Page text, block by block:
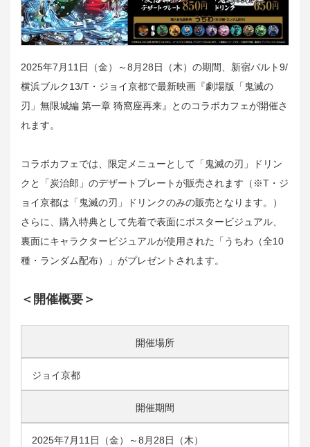
2025年7月11日（金）～8月28日（木）の期間、新宿バルト9/
横浜ブルク13/T・ジョイ京都で最新映画『劇場版「鬼滅の
刃」無限城編 第一章 猗窩座再来』とのコラボカフェが開催さ
れます。
コラボカフェでは、限定メニューとして「鬼滅の刃」ドリン
クと「炭治郎」のデザートプレートが販売されます（※T・ジ
ョイ京都は「鬼滅の刃」ドリンクのみの販売となります。）
さらに、購入特典として先着で表面にボスタービジュアル、
裏面にキャラクタービジュアルが使用された「うちわ（全10
種・ランダム配布）」がプレゼントされます。
＜開催概要＞
開催場所
ジョイ京都
開催期間
2025年7月11日（金）～8月28日（木）